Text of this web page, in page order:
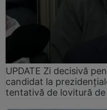
UPDATE Zi decisivă
candidat la
tentativă de lovitură